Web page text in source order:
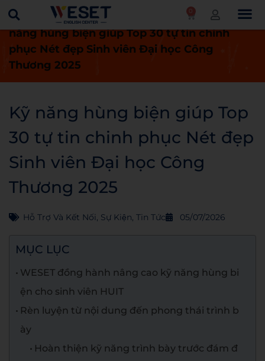
0
Trang chủ Tin tức Sự kiện
Kỹ
năng hùng biện giúp Top 30 tự tin chinh
phục Nét đẹp Sinh viên Đại học Công
Thương 2025
Kỹ năng hùng biện giúp Top
30 tự tin chinh phục Nét đẹp
Sinh viên Đại học Công
Thương 2025
Hỗ Trợ Và Kết Nối, Sự Kiện, Tin Tức 05/07/2026
MỤC LỤC
WESET đồng hành nâng cao kỹ năng hùng bi
ện cho sinh viên HUIT
Rèn luyện từ nội dung đến phong thái trình b
ày
Hoàn thiện kỹ năng trình bày trước đám đ